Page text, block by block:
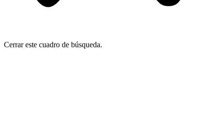
Cerrar este cuadro de búsqueda.